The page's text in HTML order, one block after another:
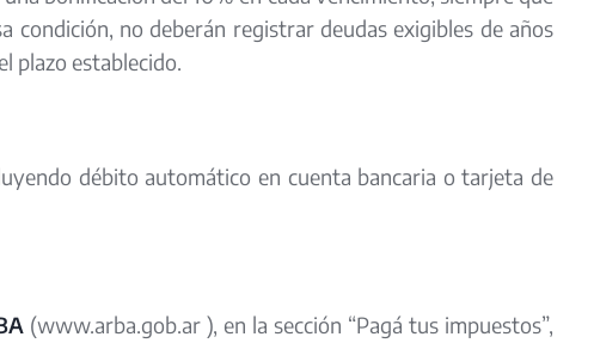
condición, no deberán registrar deudas exigibles de años
plazo establecido.
débito automático en cuenta bancaria o tarjeta de
(www.arba.gob.ar ), en la sección “Pagá tus impuestos”,